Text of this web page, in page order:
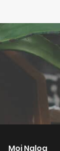
Moj Nalog